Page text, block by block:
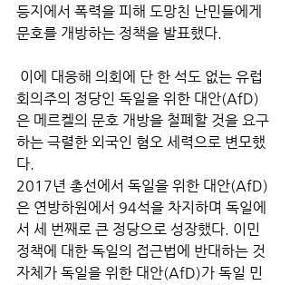
등지에서 폭력을 피해 도망친 난민들에게
문호를 개방하는 정책을 발표했다.
회의주의 정당인 독일을 위한 대안(AfD)
은 메르켈의 문호 개방을 철폐할 것을 요구
하는 극렬한 외국인 혐오 세력으로 변모했
다.
2017년 총선에서 독일을 위한 대안(AfD)
은 연방하원에서 94석을 차지하며 독일에
서 세 번째로 큰 정당으로 성장했다. 이민
정책에 대한 독일의 접근법에 반대하는 것
자체가 독일을 위한 대안(AfD)가 독일 민